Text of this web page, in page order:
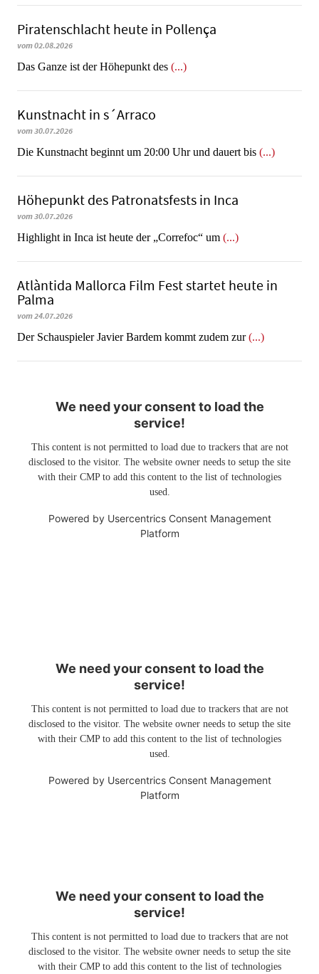
Piratenschlacht heute in Po­llen­ça
vom 02.08.2026
​​​​​​​Das Ganze ist der Höhepunkt des (...)
Kunstnacht in s´Arraco
vom 30.07.2026
Die Kunstnacht beginnt um 20:00 Uhr und dauert bis (...)
Höhepunkt des Patronatsfests in Inca
vom 30.07.2026
Highlight in Inca ist heute der „Correfoc“ um (...)
Atlàntida Mallorca Film Fest startet heute in
Palma
vom 24.07.2026
Der Schauspieler Javier Bardem kommt zudem zur(...)
We need your consent to load the
service!
This content is not permitted to load due to trackers that are not
disclosed to the visitor. The website owner needs to setup the site
with their CMP to add this content to the list of technologies
used.
Powered by Usercentrics Consent Management
Platform
We need your consent to load the
service!
This content is not permitted to load due to trackers that are not
disclosed to the visitor. The website owner needs to setup the site
with their CMP to add this content to the list of technologies
used.
Powered by Usercentrics Consent Management
Platform
We need your consent to load the
service!
This content is not permitted to load due to trackers that are not
disclosed to the visitor. The website owner needs to setup the site
with their CMP to add this content to the list of technologies